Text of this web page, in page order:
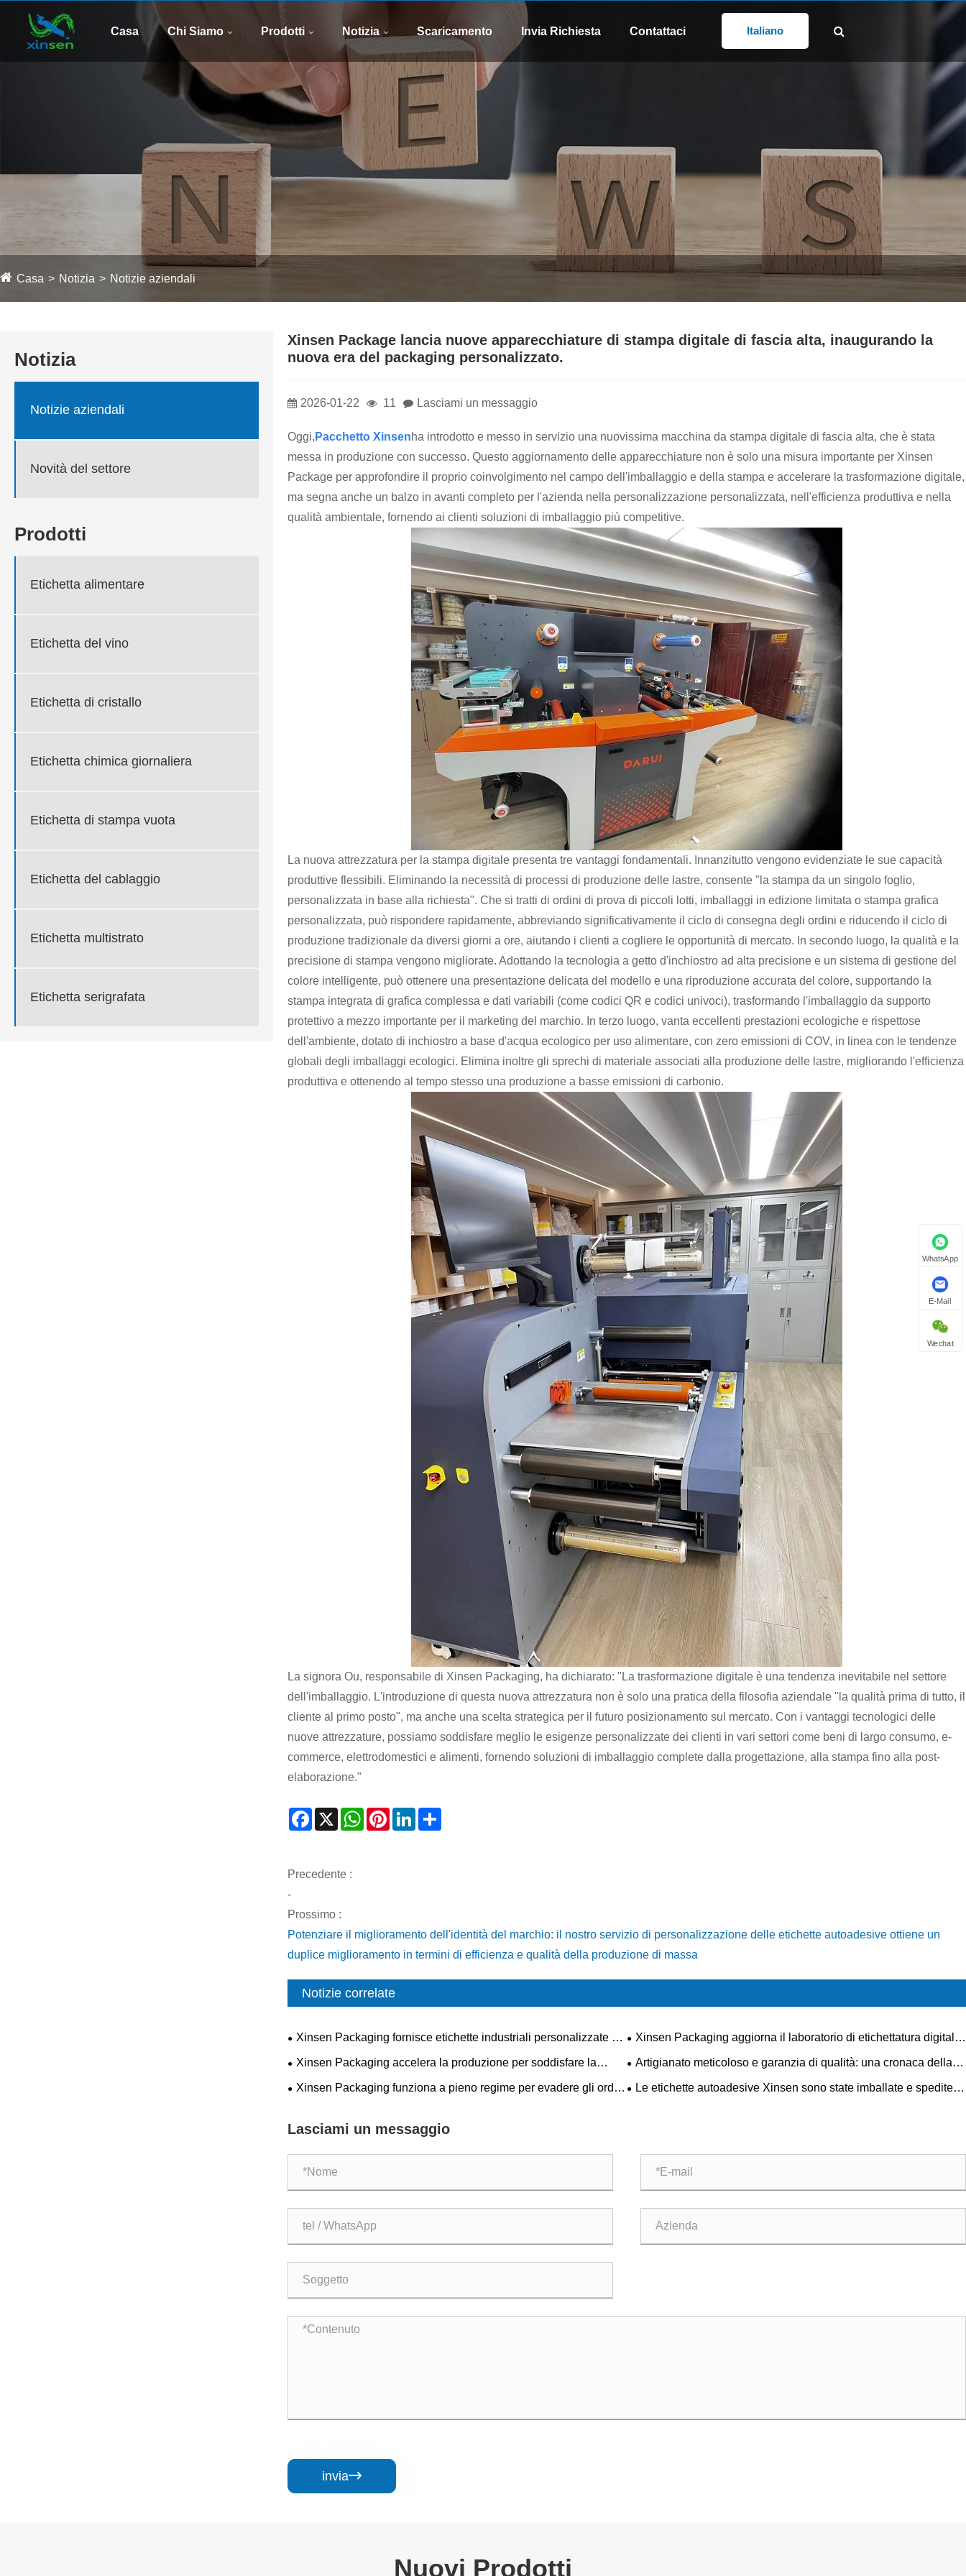
Casa Chi Siamo Prodotti Notizia Scaricamento Invia Richiesta Contattaci Italiano
Casa Notizia Notizie aziendali
Notizia
Notizie aziendali
Novità del settore
Prodotti
Etichetta alimentare
Etichetta del vino
Etichetta di cristallo
Etichetta chimica giornaliera
Etichetta di stampa vuota
Etichetta del cablaggio
Etichetta multistrato
Etichetta serigrafata
Xinsen Package lancia nuove apparecchiature di stampa digitale di fascia alta, inaugurando la
nuova era del packaging personalizzato.
2026-01-22 11 Lasciami un messaggio
Oggi, Pacchetto Xinsenha introdotto e messo in servizio una nuovissima macchina da stampa digitale di fascia alta, che è stata
messa in produzione con successo. Questo aggiornamento delle apparecchiature non è solo una misura importante per Xinsen
Package per approfondire il proprio coinvolgimento nel campo dell'imballaggio e della stampa e accelerare la trasformazione digitale,
ma segna anche un balzo in avanti completo per l'azienda nella personalizzazione personalizzata, nell'efficienza produttiva e nella
qualità ambientale, fornendo ai clienti soluzioni di imballaggio più competitive.
La nuova attrezzatura per la stampa digitale presenta tre vantaggi fondamentali. Innanzitutto vengono evidenziate le sue capacità
produttive flessibili. Eliminando la necessità di processi di produzione delle lastre, consente "la stampa da un singolo foglio,
personalizzata in base alla richiesta". Che si tratti di ordini di prova di piccoli lotti, imballaggi in edizione limitata o stampa grafica
personalizzata, può rispondere rapidamente, abbreviando significativamente il ciclo di consegna degli ordini e riducendo il ciclo di
produzione tradizionale da diversi giorni a ore, aiutando i clienti a cogliere le opportunità di mercato. In secondo luogo, la qualità e la
precisione di stampa vengono migliorate. Adottando la tecnologia a getto d'inchiostro ad alta precisione e un sistema di gestione del
colore intelligente, può ottenere una presentazione delicata del modello e una riproduzione accurata del colore, supportando la
stampa integrata di grafica complessa e dati variabili (come codici QR e codici univoci), trasformando l'imballaggio da supporto
protettivo a mezzo importante per il marketing del marchio. In terzo luogo, vanta eccellenti prestazioni ecologiche e rispettose
dell'ambiente, dotato di inchiostro a base d'acqua ecologico per uso alimentare, con zero emissioni di COV, in linea con le tendenze
globali degli imballaggi ecologici. Elimina inoltre gli sprechi di materiale associati alla produzione delle lastre, migliorando l'efficienza
produttiva e ottenendo al tempo stesso una produzione a basse emissioni di carbonio.
La signora Ou, responsabile di Xinsen Packaging, ha dichiarato: "La trasformazione digitale è una tendenza inevitabile nel settore
dell'imballaggio. L'introduzione di questa nuova attrezzatura non è solo una pratica della filosofia aziendale "la qualità prima di tutto, il
cliente al primo posto", ma anche una scelta strategica per il futuro posizionamento sul mercato. Con i vantaggi tecnologici delle
nuove attrezzature, possiamo soddisfare meglio le esigenze personalizzate dei clienti in vari settori come beni di largo consumo, e-
commerce, elettrodomestici e alimenti, fornendo soluzioni di imballaggio complete dalla progettazione, alla stampa fino alla post-
elaborazione."
Facebook
X WhatsApp
PinterestLinkedIn
Precedente :
-
Prossimo :
Potenziare il miglioramento dell'identità del marchio: il nostro servizio di personalizzazione delle etichette autoadesive ottiene un
duplice miglioramento in termini di efficienza e qualità della produzione di massa
Notizie correlate
Xinsen Packaging fornisce etichette industriali personalizzate di
alta qualità per applicazioni industriali complesse
Xinsen Packaging aggiorna il laboratorio di etichettatura digitale,
consentendo una produzione flessibile ad alto mix con controllo di
Xinsen Packaging accelera la produzione per soddisfare la
crescente domanda del mercato con una produzione efficiente di
Artigianato meticoloso e garanzia di qualità: una cronaca della
produzione di stampa di etichette autoadesive su lastre PS di
Xinsen Packaging funziona a pieno regime per evadere gli ordini
Le etichette autoadesive Xinsen sono state imballate e spedite
Lasciami un messaggio
invia
Nuovi Prodotti
WhatsApp
E-Mail
Wechat